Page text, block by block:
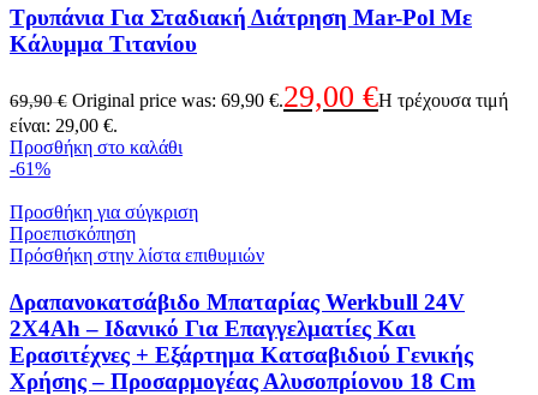
Τρυπάνια Για Σταδιακή Διάτρηση Mar-Pol Με
Κάλυμμα Τιτανίου
69,90€ Original price was: 69,90 €.29,00 €Η τρέχουσα τιμή
είναι: 29,00 €.
Προσθήκη στο καλάθι
-61%
Προσθήκη για σύγκριση
Προεπισκόπηση
Πρόσθήκη στην λίστα επιθυμιών
Δραπανοκατσάβιδο Μπαταρίας Werkbull 24V
2X4Ah – Ιδανικό Για Επαγγελματίες Και
Ερασιτέχνες + Εξάρτημα Κατσαβιδιού Γενικής
Χρήσης – Προσαρμογέας Αλυσοπρίονου 18 Cm